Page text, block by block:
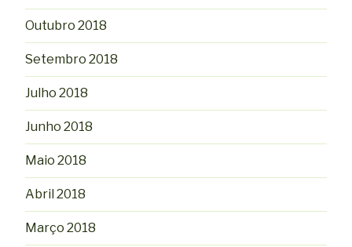
Outubro 2018
Setembro 2018
Julho 2018
Junho 2018
Maio 2018
Abril 2018
Março 2018